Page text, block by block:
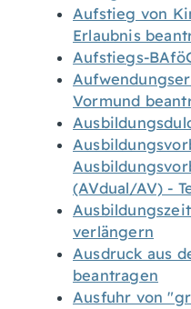
Aufstieg von
Erlaubnis
Aufstiegs-
Vormund
(AVdual/AV) -
verlängern
Ausdruck aus
beantragen
Ausfuhr von